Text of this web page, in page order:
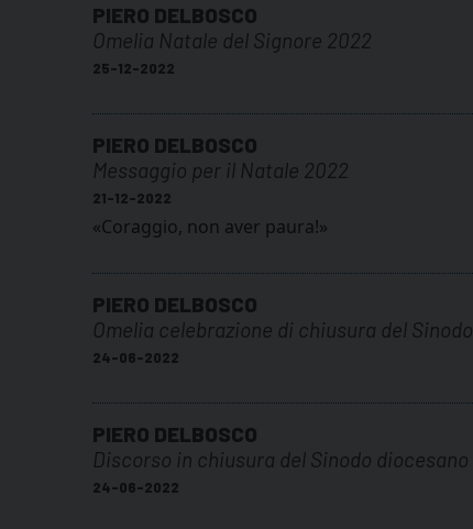
PIERO DELBOSCO
Omelia Natale del Signore 2022
25-12-2022
PIERO DELBOSCO
Messaggio per il Natale 2022
21-12-2022
«Coraggio, non aver paura!»
PIERO DELBOSCO
Omelia celebrazione di chiusura del Sinodo
24-06-2022
PIERO DELBOSCO
Discorso in chiusura del Sinodo diocesano
24-06-2022